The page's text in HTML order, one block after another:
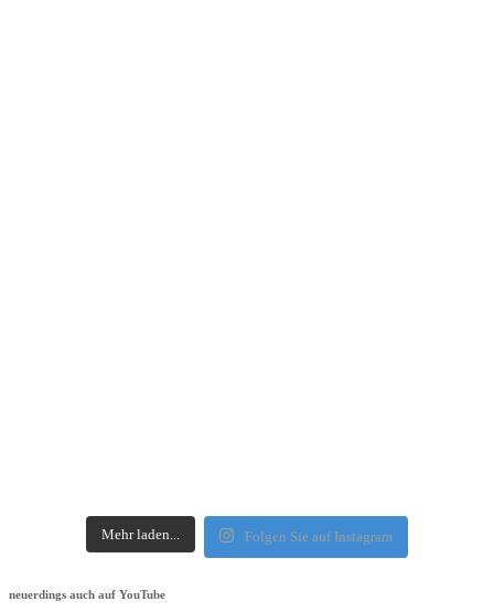
Mehr laden... Folgen Sie auf Instagram
neuerdings auch auf YouTube